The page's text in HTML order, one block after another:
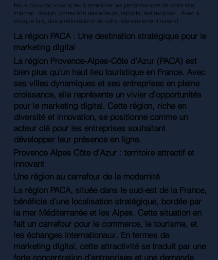
Nous pouvons vous aider à améliorer les performances de votre site
internet : design, correction des erreurs, rapidité, redirections... Avec à
chaque fois, des améliorations de votre réferencement naturel
La région PACA : Une destination stratégique pour le
marketing digital
La région Provence-Alpes-Côte d’Azur (PACA) est
bien plus qu’un haut lieu touristique en France. Avec
ses villes dynamiques et ses entreprises en pleine
croissance, elle représente un vivier d’opportunités
pour le marketing digital. Cette région, riche en
diversité et innovation, se positionne comme un
acteur clé pour les entreprises souhaitant
développer leur présence en ligne.
Provence Alpes Côte d'Azur : territoire attractif et
innovant
Une région au carrefour de la modernité
La région PACA, située dans le sud-est de la France,
bénéficie d’une localisation stratégique, bordée par
la mer Méditerranée et les Alpes. Cette situation en
fait un carrefour pour le commerce, le tourisme, et
les échanges internationaux. En termes de
marketing digital, cette attractivité se traduit par une
forte concentration d’entreprises et une demande